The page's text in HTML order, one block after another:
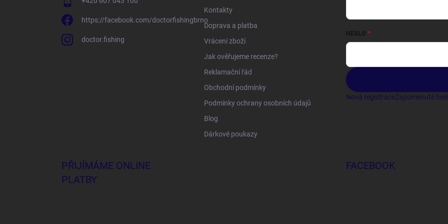
https://facebook.com/doctorfishingbrno
doctor.fishing
Kontakty
Doprava a platba
Vrácení zboží
Jak ověřujeme recenze?
Reklamační řád
Obchodní podmínky
Podmínky ochrany osobních údajů
Blog
Dárkové poukazy
HESLO
Nová registraceZapomenuté
PŘIJÍMÁME ONLINE
PLATBY
FACEBOOK